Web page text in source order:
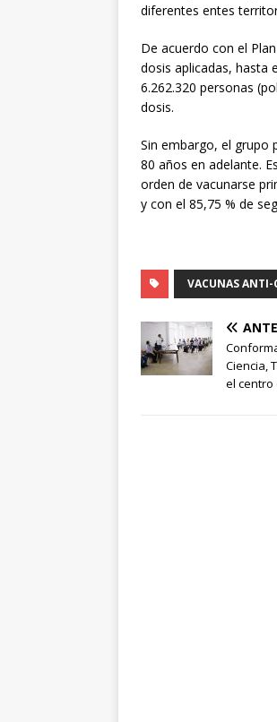
diferentes entes
De acuerdo con el
dosis aplicadas, hasta
6.262.320 personas
dosis.
Sin embargo, el grupo
80 años en adelante.
orden de vacunarse
y con el 85,75 % de
VACUNAS ANTI-
Ciencia,
el centro